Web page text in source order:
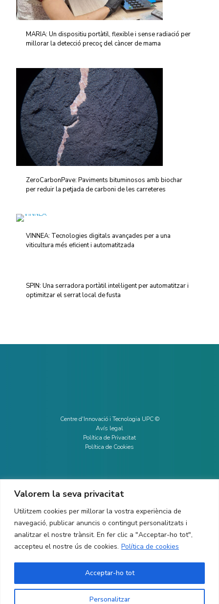
Valorem la seva privacitat
Utilitzem cookies per millorar la vostra experiència de
navegació, publicar anuncis o contingut personalitzats i
analitzar el nostre trànsit. En fer clic a "Acceptar-ho tot",
accepteu el nostre ús de cookies. Política de cookies
Personalitzar
Acceptar-ho tot
MARIA: Un dispositiu portàtil, flexible i sense radiació per
millorar la detecció precoç del càncer de mama
ZeroCarbonPave: Paviments bituminosos amb biochar
per reduir la petjada de carboni de les carreteres
VINNEA: Tecnologies digitals avançades per a una
viticultura més eficient i automatitzada
SPIN: Una serradora portàtil intel·ligent per automatitzar i
optimitzar el serrat local de fusta
Centre d'Innovació i Tecnologia UPC ©
Avís legal
Política de Privacitat
Política de Cookies
CONTACTE
Ed. K2M (Planta 1, Oficina 106)
C/ Jordi Girona 1-3
08034 Barcelona (Espanya)
+34 93 405 44 03